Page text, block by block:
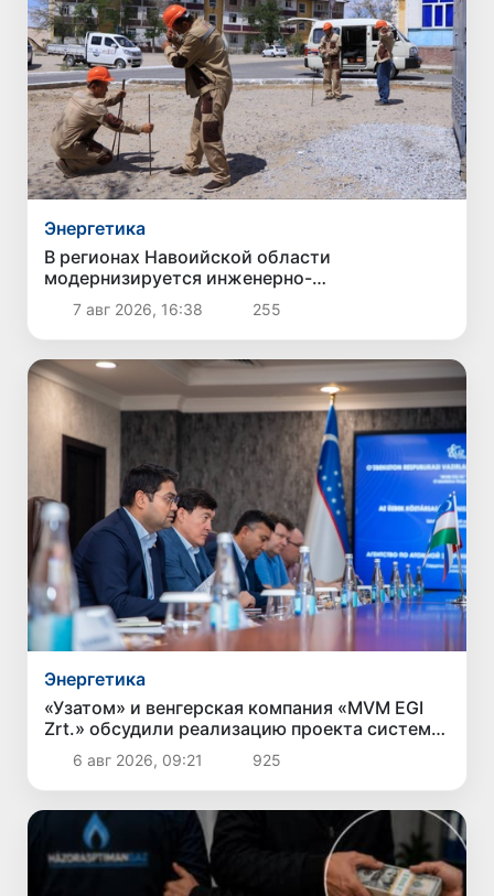
Энергетика
В регионах Навоийской области
модернизируется инженерно-
коммуникационная инфраструктура
7 авг 2026, 16:38 255
Энергетика
«Узатом» и венгерская компания «MVM EGI
Zrt.» обсудили реализацию проекта систем
сухого охлаждения для АЭС
6 авг 2026, 09:21 925